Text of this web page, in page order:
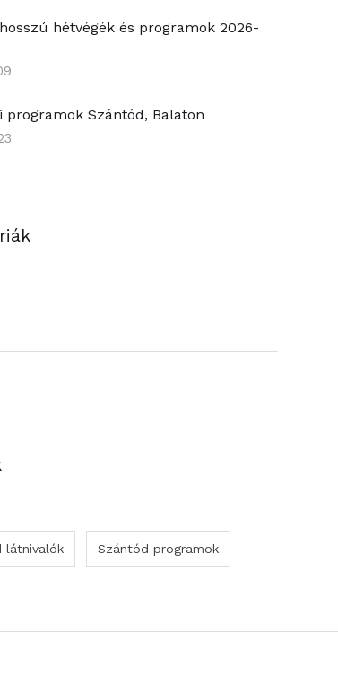
hétvégék és programok 2026-
programok Szántód, Balaton
látnivalók Szántód programok